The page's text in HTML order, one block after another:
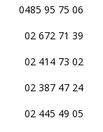
0485 95 75 06
02 672 71 39
02 414 73 02
02 387 47 24
02 445 49 05